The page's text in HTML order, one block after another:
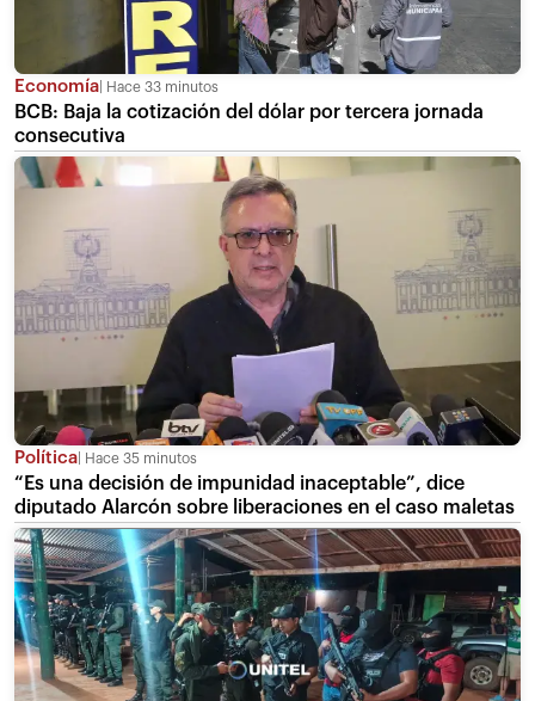
Economía Hace 33 minutos
BCB: Baja la cotización del dólar por tercera jornada
consecutiva
Política Hace 35 minutos
“Es una decisión de impunidad inaceptable”, dice
diputado Alarcón sobre liberaciones en el caso maletas